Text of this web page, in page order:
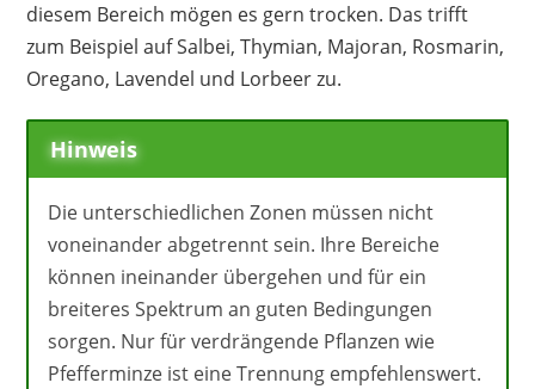
diesem Bereich mögen es gern trocken. Das trifft
zum Beispiel auf Salbei, Thymian, Majoran, Rosmarin,
Oregano, Lavendel und Lorbeer zu.
Hinweis
Die unterschiedlichen Zonen müssen nicht
voneinander abgetrennt sein. Ihre Bereiche
können ineinander übergehen und für ein
breiteres Spektrum an guten Bedingungen
sorgen. Nur für verdrängende Pflanzen wie
Pfefferminze ist eine Trennung empfehlenswert.